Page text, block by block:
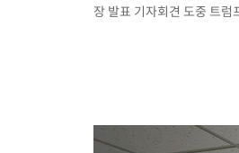
장 발표 기자회견 도중 트